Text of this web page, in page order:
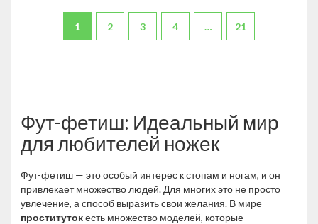
1 2 3 4 … 21
Фут-фетиш: Идеальный мир
для любителей ножек
Фут-фетиш — это особый интерес к стопам и ногам, и он
привлекает множество людей. Для многих это не просто
увлечение, а способ выразить свои желания. В мире
проститутокесть множество моделей, которые